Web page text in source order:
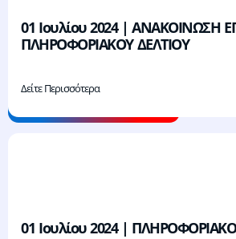
01 Ιουλίου 2024 | ΑΝΑΚΟΙΝΩΣΗ
ΠΛΗΡΟΦΟΡΙΑΚΟΥ ΔΕΛΤΙΟΥ
Δείτε Περισσότερα
01 Ιουλίου 2024 | ΠΛΗΡΟΦΟΡΙΑΚΟ